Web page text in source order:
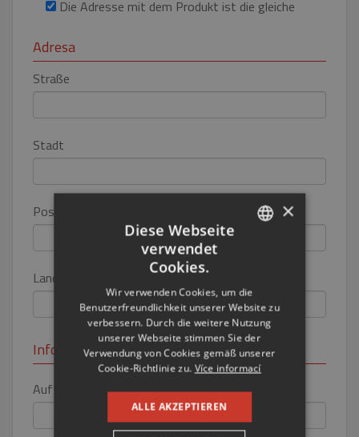
Die Adresse mit dem Produkt ist die gleiche
Adresa
Straße
Stadt
Postleitzahl
Land
Informationen zum Problem
Auftrag Nr.
RUSSIAN
GERMAN
×
Diese Webseite
verwendet
Cookies.
Wir verwenden Cookies, um die
Benutzerfreundlichkeit unserer Website zu
verbessern. Durch die weitere Nutzung
unserer Webseite stimmen Sie der
Verwendung von Cookies gemäß unserer
Cookie-Richtlinie zu. Více informací
ALLE AKZEPTIEREN